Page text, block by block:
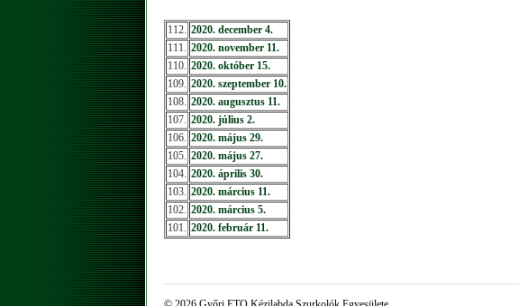
112. 2020. december 4.
111. 2020. november 11.
110. 2020. október 15.
109. 2020. szeptember 10.
108. 2020. augusztus 11.
107. 2020. július 2.
106. 2020. május 29.
105. 2020. május 27.
104. 2020. április 30.
103. 2020. március 11.
102. 2020. március 5.
101. 2020. február 11.